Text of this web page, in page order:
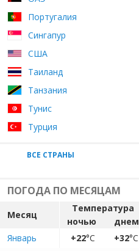
Португалия
Сингапур
США
Таиланд
Танзания
Тунис
Турция
ВСЕ СТРАНЫ
ПОГОДА ПО МЕСЯЦАМ
Месяц
Температура
ночью
днем
Январь
+22°C +32°C